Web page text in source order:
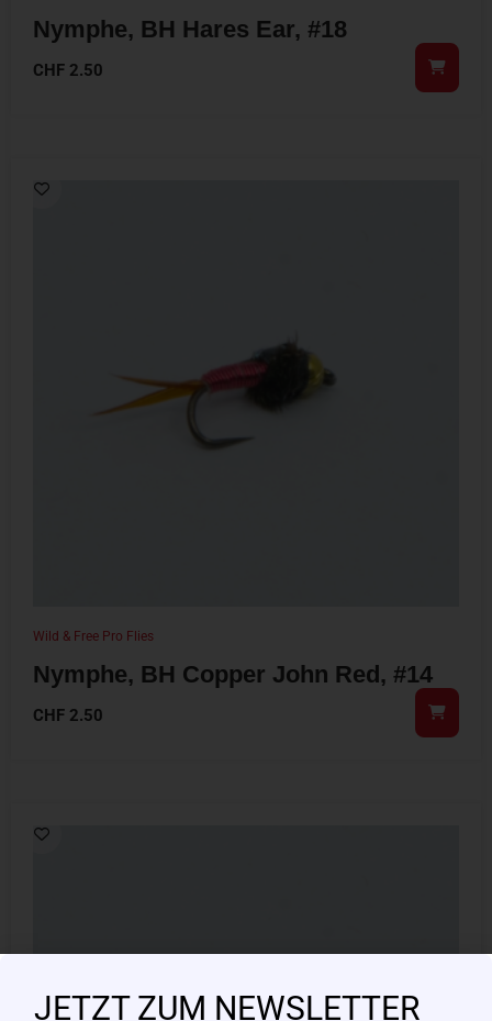
Nymphe, BH Hares Ear, #18
CHF 2.50
Wild & Free Pro Flies
Nymphe, BH Copper John Red, #14
CHF 2.50
JETZT ZUM NEWSLETTER